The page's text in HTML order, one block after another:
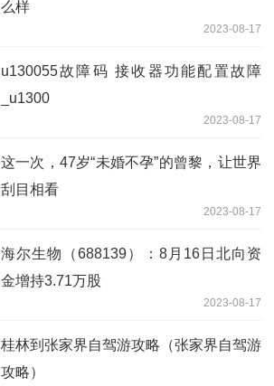
么样
2023-08-17
u130055故障码 接收器功能配置故障
_u1300
2023-08-17
这一次，47岁“未婚不孕”的曾黎，让世界
刮目相看
2023-08-17
海尔生物（688139）：8月16日北向资
金增持3.71万股
2023-08-17
桂林到张家界自驾游攻略（张家界自驾游
攻略）